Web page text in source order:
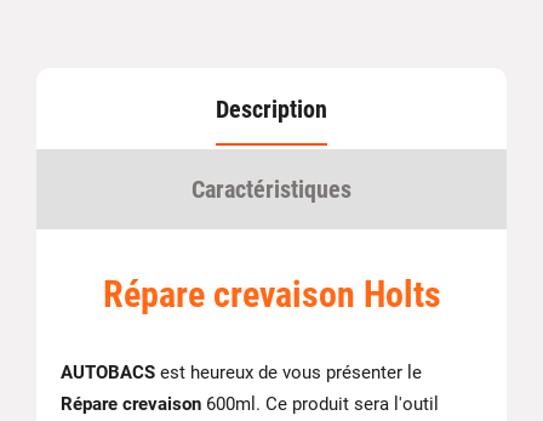
Description
Caractéristiques
Répare crevaison Holts
AUTOBACS est heureux de vous présenter le
Répare crevaison 600ml. Ce produit sera l'outil